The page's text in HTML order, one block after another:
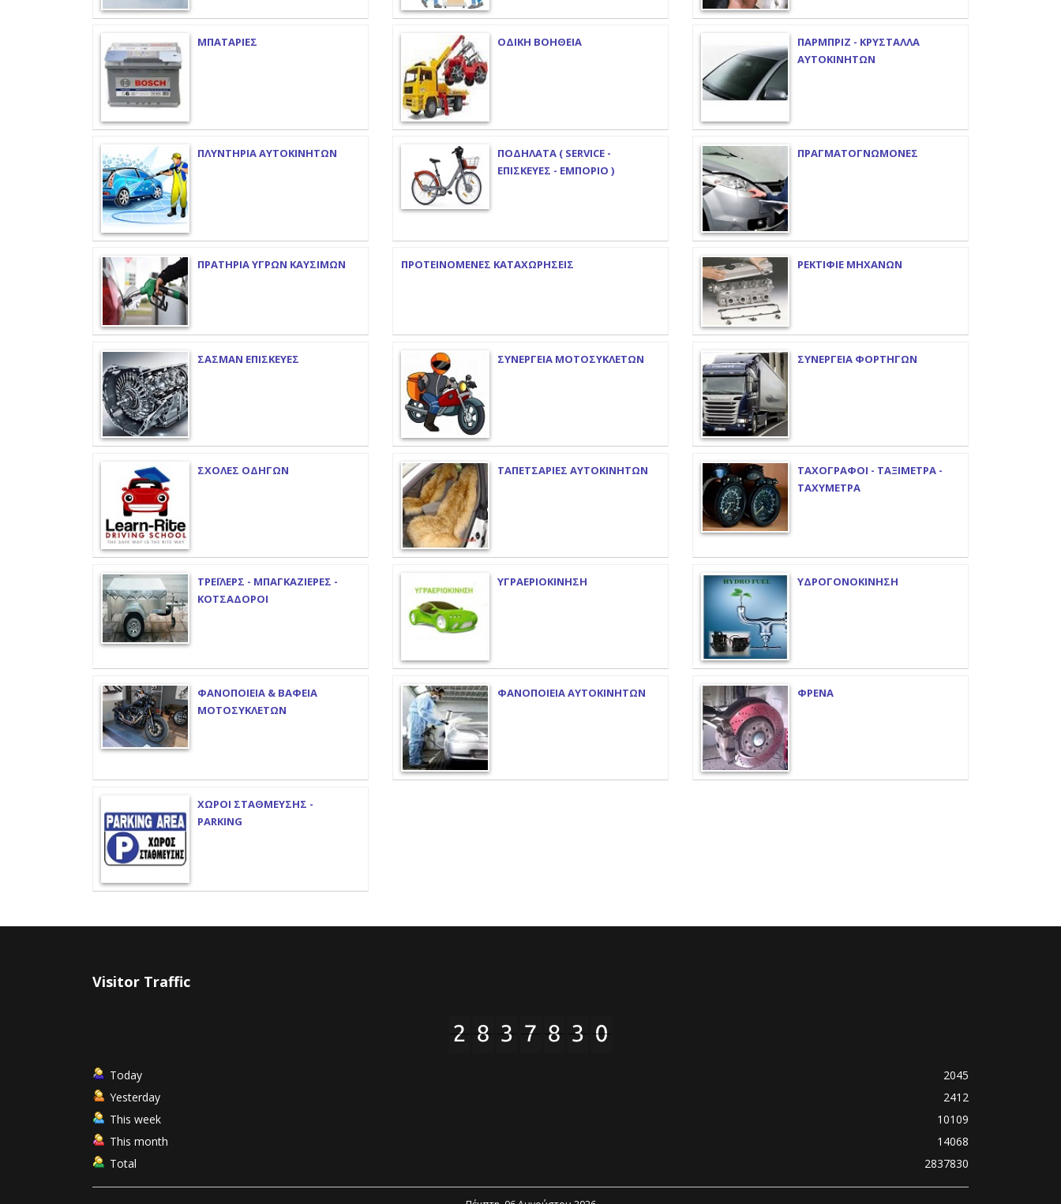
ΜΠΑΤΑΡΙΕΣ ΟΔΙΚΗ ΒΟΗΘΕΙΑ
ΠΑΡΜΠΡΙΖ - ΚΡΥΣΤΑΛΛΑ
ΑΥΤΟΚΙΝΗΤΩΝ
ΠΛΥΝΤΗΡΙΑ ΑΥΤΟΚΙΝΗΤΩΝ
ΠΟΔΗΛΑΤΑ ( SERVICE -
ΕΠΙΣΚΕΥΕΣ - ΕΜΠΟΡΙΟ )
ΠΡΑΓΜΑΤΟΓΝΩΜΟΝΕΣ
ΠΡΑΤΗΡΙΑ ΥΓΡΩΝ ΚΑΥΣΙΜΩΝ ΠΡΟΤΕΙΝΟΜΕΝΕΣ ΚΑΤΑΧΩΡΗΣΕΙΣ ΡΕΚΤΙΦΙΕ ΜΗΧΑΝΩΝ
ΣΑΣΜΑΝ ΕΠΙΣΚΕΥΕΣ ΣΥΝΕΡΓΕΙΑ ΜΟΤΟΣΥΚΛΕΤΩΝ ΣΥΝΕΡΓΕΙΑ ΦΟΡΤΗΓΩΝ
ΣΧΟΛΕΣ ΟΔΗΓΩΝ ΤΑΠΕΤΣΑΡΙΕΣ ΑΥΤΟΚΙΝΗΤΩΝ
ΤΑΧΟΓΡΑΦΟΙ - ΤΑΞΙΜΕΤΡΑ -
ΤΑΧΥΜΕΤΡΑ
ΤΡΕΪΛΕΡΣ - ΜΠΑΓΚΑΖΙΕΡΕΣ -
ΚΟΤΣΑΔΟΡΟΙ
ΥΓΡΑΕΡΙΟΚΙΝΗΣΗ ΥΔΡΟΓΟΝΟΚΙΝΗΣΗ
ΦΑΝΟΠΟΙΕΙΑ & ΒΑΦΕΙΑ
ΜΟΤΟΣΥΚΛΕΤΩΝ
ΦΑΝΟΠΟΙΕΙΑ ΑΥΤΟΚΙΝΗΤΩΝ ΦΡΕΝΑ
ΧΩΡΟΙ ΣΤΑΘΜΕΥΣΗΣ -
PARKING
Visitor Traffic
Today
2045
Yesterday
2412
This week
10109
This month
14068
Total
2837830